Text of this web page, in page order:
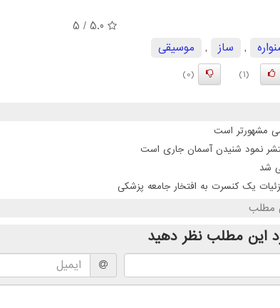
5.0
/ 5
, ساز ,
موسیقی
(1)
(0)
مشهورتر است
نمود شنیدن آسمان جاری است
شد
یک کنسرت به افتخار جامعه پزشکی
مطلب
این مطلب نظر دهید